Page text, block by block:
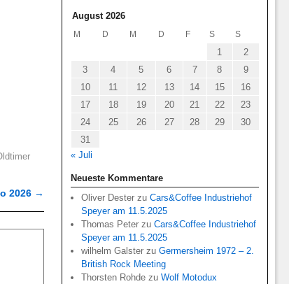
2026 →
August 2026
M D M D F S S
1
2
3
4 5 6 7 8
9
10
11 12 13 14 15
16
17
18 19 20 21 22
23
24
25 26 27 28 29
30
31
« Juli
Neueste Kommentare
Oliver Dester zuCars&Coffee Industriehof
Speyer am 11.5.2025
Thomas Peter zuCars&Coffee Industriehof
Speyer am 11.5.2025
wilhelm Galster zuGermersheim 1972 – 2.
British Rock Meeting
Thorsten Rohde zuWolf Motodux